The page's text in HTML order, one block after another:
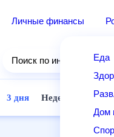
Личные финансы
Еда
Поиск по интернету
3 дня Неделя 10